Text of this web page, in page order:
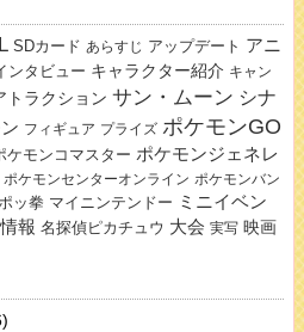
SDカード あらすじ アップデート アニ
ンタビュー キャラクター紹介 キャン
トラクション サン・ムーン シナ
フィギュア プライズ ポケモンGO
ケモンコマスター ポケモンジェネレ
ポケモンセンターオンライン ポケモンバン
ッ拳 マイニンテンドー ミニイベン
報 名探偵ピカチュウ 大会 実写 映画